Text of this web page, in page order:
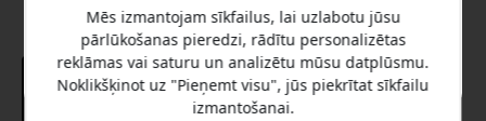
Mēs izmantojam sīkfailus, lai uzlabotu jūsu
pārlūkošanas pieredzi, rādītu personalizētas
reklāmas vai saturu un analizētu mūsu datplūsmu.
Noklikšķinot uz "Pieņemt visu", jūs piekrītat sīkfailu
izmantošanai.
Nē, es labāk maksātu pilnu cenu.